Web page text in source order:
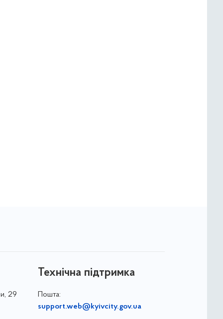
29
Технічна підтримка
Пошта:
support.web@kyivcity.gov.ua